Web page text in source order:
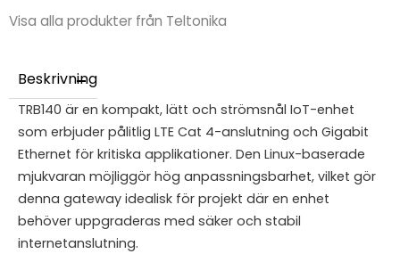
Visa alla produkter från Teltonika
Beskrivning
TRB140 är en kompakt, lätt och strömsnål IoT-enhet
som erbjuder pålitlig LTE Cat 4-anslutning och Gigabit
Ethernet för kritiska applikationer. Den Linux-baserade
mjukvaran möjliggör hög anpassningsbarhet, vilket gör
denna gateway idealisk för projekt där en enhet
behöver uppgraderas med säker och stabil
internetanslutning.